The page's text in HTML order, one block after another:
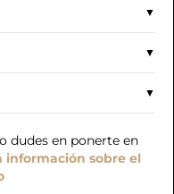
dudes en ponerte en
información sobre el